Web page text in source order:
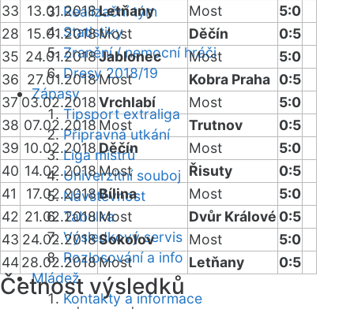
Realizační tým
Statistiky
Zranění / nemocní hráči
Dresy 2018/19
Zápasy
Tipsport extraliga
Přípravná utkání
Liga mistrů
Univerzitní souboj
Návštěvnost
Tabulka
Výsledkový servis
Rozlosování a info
Mládež
Kontakty a informace
33 13.01.2018Letňany Most
5:0
28 15.01.2018Most Děčín
0:5
35 24.01.2018Jablonec Most
5:0
36 27.01.2018Most Kobra Praha 0:5
37 03.02.2018Vrchlabí Most
5:0
38 07.02.2018 Most Trutnov
0:5
39 10.02.2018 Děčín Most
5:0
40 14.02.2018Most Řisuty
0:5
41
17.02.2018Bílina Most
5:0
42 21.02.2018 Most Dvůr Králové 0:5
43 24.02.2018Sokolov Most
5:0
4428.02.2018Most Letňany 0:5
Četnost výsledků